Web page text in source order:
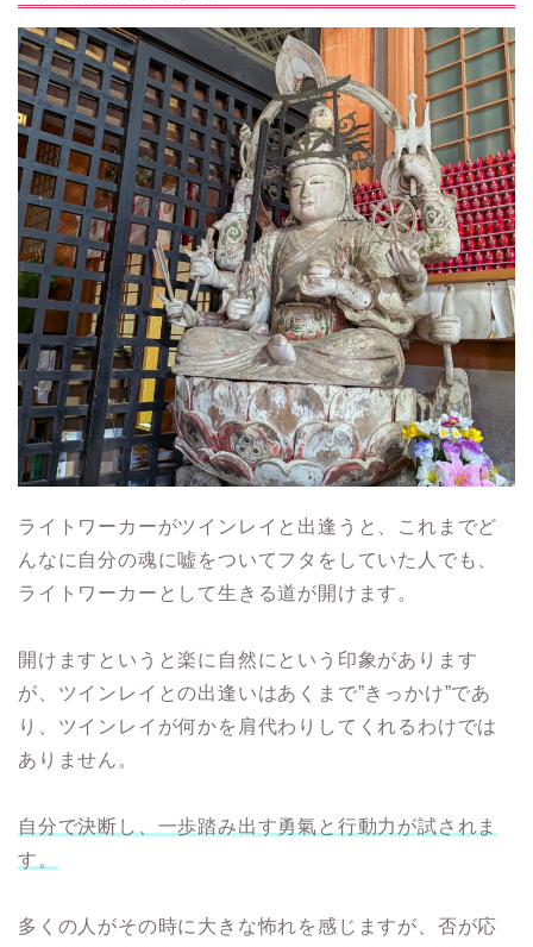
ライトワーカーがツインレイと出逢うと、これまでど
んなに自分の魂に嘘をついてフタをしていた人でも、
ライトワーカーとして生きる道が開けます。
開けますというと楽に自然にという印象があります
が、ツインレイとの出逢いはあくまで”きっかけ”であ
り、ツインレイが何かを肩代わりしてくれるわけでは
ありません。
自分で決断し、一歩踏み出す勇氣と行動力が試されま
す。
多くの人がその時に大きな怖れを感じますが、否が応